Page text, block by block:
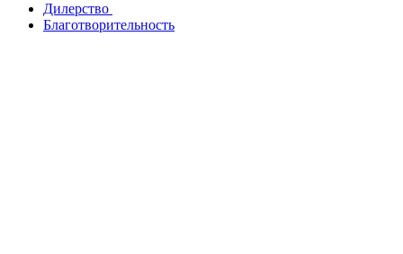
Дилерство
Благотворительность